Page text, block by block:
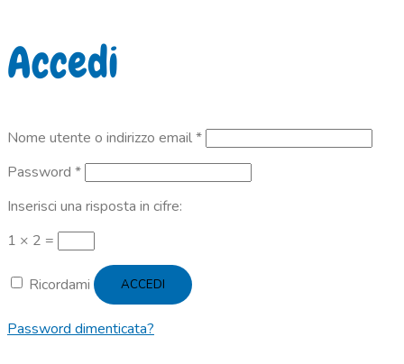
Accedi
Nome utente o indirizzo email*Richiesto
Password *Richiesto
Inserisci una risposta in cifre:
1 × 2 =
Ricordami ACCEDI
Password dimenticata?